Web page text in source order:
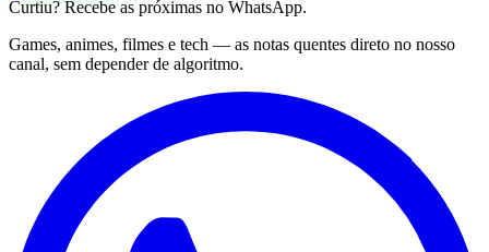
Curtiu? Recebe as próximas no WhatsApp.
Games, animes, filmes e tech — as notas quentes direto no nosso
canal, sem depender de algoritmo.